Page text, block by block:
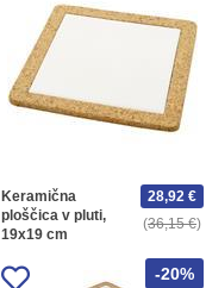
Keramična
ploščica v pluti,
19x19 cm
36,15 €
28,92 €
-20%